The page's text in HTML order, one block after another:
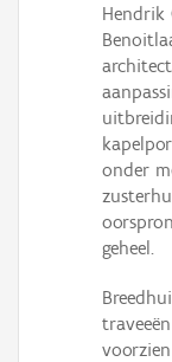
Hendrik
onder
geheel.